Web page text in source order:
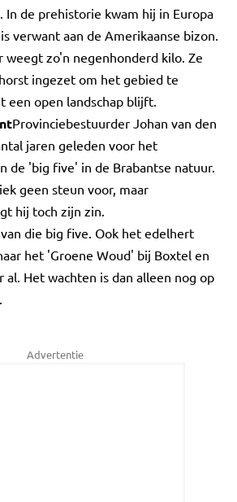
In de prehistorie kwam hij in Europa
verwant aan de Amerikaanse bizon.
weegt zo'n negenhonderd kilo. Ze
ingezet om het gebied te
een open landschap blijft.
Provinciebestuurder Johan van den
jaren geleden voor het
de 'big five' in de Brabantse natuur.
geen steun voor, maar
hij toch zijn zin.
die big five. Ook het edelhert
het 'Groene Woud' bij Boxtel en
al. Het wachten is dan alleen nog op
Advertentie